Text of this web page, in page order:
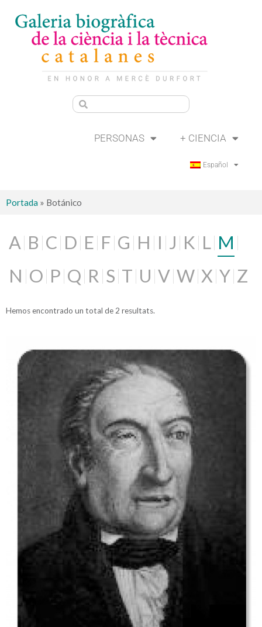
PERSONAS + CIENCIA
Español
Portada » Botánico
A B C D E F G H I J K L M
N O P Q R S T U V W X Y Z
Hemos encontrado un total de 2 resultats.